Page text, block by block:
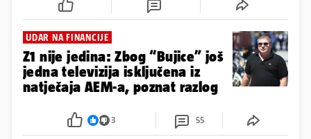
UDAR NA FINANCIJE
Z1 nije jedina: Zbog “Bujice” još
jedna televizija isključena iz
natječaja AEM-a, poznat razlog
3 55